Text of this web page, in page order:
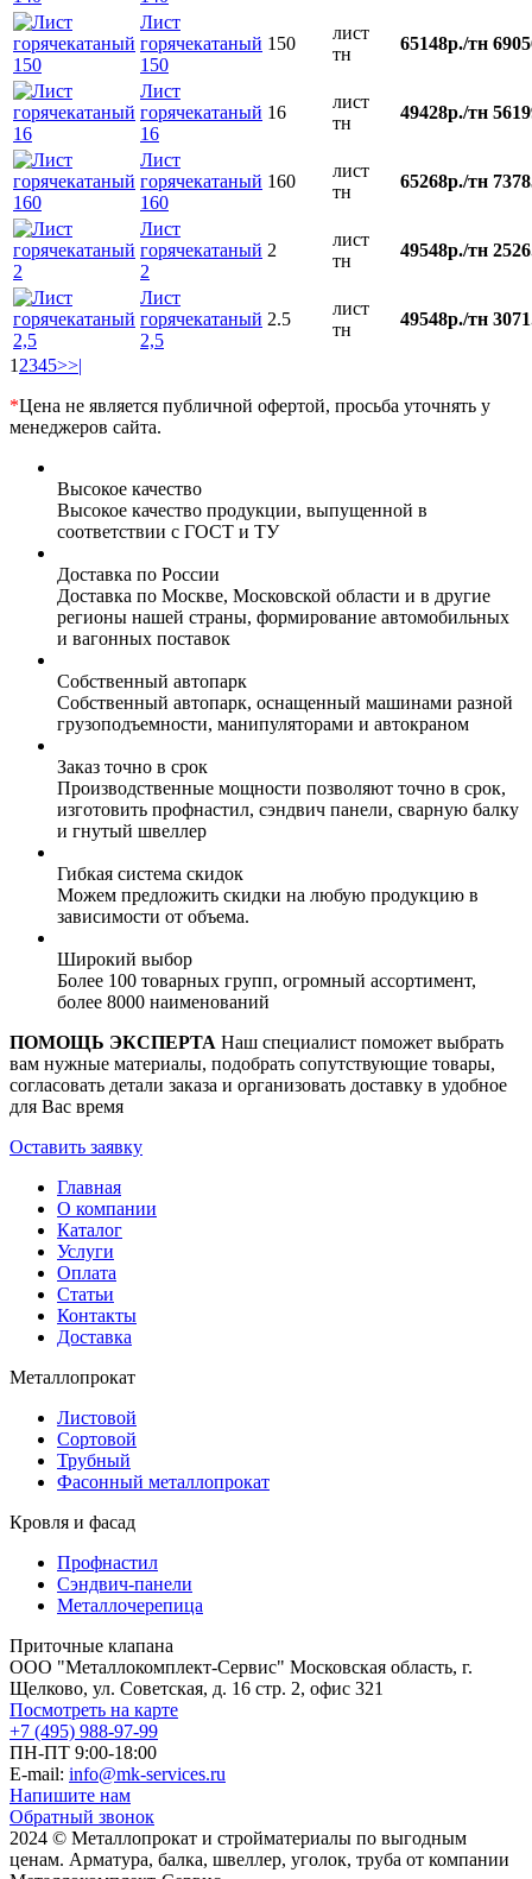
Лист
горячекатаный
150
150
лист
тн
65148р./тн
Лист
горячекатаный
16
16
лист
тн
49428р./тн
Лист
горячекатаный
160
160
лист
тн
65268р./тн
Лист
горячекатаный
2
2
лист
тн
49548р./тн
Лист
горячекатаный
2,5
2.5
лист
тн
49548р./тн
12345>>|
*Цена не является публичной офертой, просьба уточнять у
менеджеров сайта.
Высокое качество
Высокое качество продукции, выпущенной в
соответствии с ГОСТ и ТУ
Доставка по России
Доставка по Москве, Московской области и в другие
регионы нашей страны, формирование автомобильных
и вагонных поставок
Собственный автопарк
Собственный автопарк, оснащенный машинами разной
грузоподъемности, манипуляторами и автокраном
Заказ точно в срок
Производственные мощности позволяют точно в срок,
изготовить профнастил, сэндвич панели, сварную балку
и гнутый швеллер
Гибкая система скидок
Можем предложить скидки на любую продукцию в
зависимости от объема.
Широкий выбор
Более 100 товарных групп, огромный ассортимент,
более 8000 наименований
ПОМОЩЬ ЭКСПЕРТА Наш специалист поможет выбрать
вам нужные материалы, подобрать сопутствующие товары,
согласовать детали заказа и организовать доставку в удобное
для Вас время
Оставить заявку
Главная
О компании
Каталог
Услуги
Оплата
Статьи
Контакты
Доставка
Металлопрокат
Листовой
Сортовой
Трубный
Фасонный металлопрокат
Кровля и фасад
Профнастил
Сэндвич-панели
Металлочерепица
Приточные клапана
ООО "Металлокомплект-Сервис" Московская область, г.
Щелково, ул. Советская, д. 16 стр. 2, офис 321
Посмотреть на карте
+7 (495) 988-97-99
ПН-ПТ 9:00-18:00
E-mail: info@mk-services.ru
Напишите нам
Обратный звонок
2024 © Металлопрокат и стройматериалы по выгодным
ценам. Арматура, балка, швеллер, уголок, труба от компании